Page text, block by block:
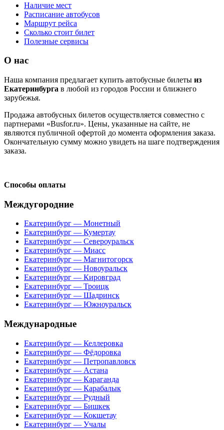
Наличие мест
Расписание автобусов
Маршрут рейса
Сколько стоит билет
Полезные сервисы
О нас
Наша компания предлагает купить автобусные билеты из
Екатеринбурга в любой из городов России и ближнего
зарубежья.
Продажа автобусных билетов осуществляется совместно с
партнерами «Busfor.ru». Цены, указанные на сайте, не
являются публичной офертой до момента оформления заказа.
Окончательную сумму можно увидеть на шаге подтверждения
заказа.
Способы оплаты
Междугородние
Екатеринбург — Монетный
Екатеринбург — Кумертау
Екатеринбург — Североуральск
Екатеринбург — Миасс
Екатеринбург — Магнитогорск
Екатеринбург — Новоуральск
Екатеринбург — Кировград
Екатеринбург — Троицк
Екатеринбург — Шадринск
Екатеринбург — Южноуральск
Международные
Екатеринбург — Келлеровка
Екатеринбург — Фёдоровка
Екатеринбург — Петропавловск
Екатеринбург — Астана
Екатеринбург — Караганда
Екатеринбург — Карабалык
Екатеринбург — Рудный
Екатеринбург — Бишкек
Екатеринбург — Кокшетау
Екатеринбург — Учалы